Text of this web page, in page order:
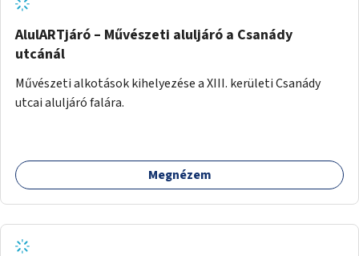
AlulARTjáró – Művészeti aluljáró a Csanády
utcánál
Művészeti alkotások kihelyezése a XIII. kerületi Csanády
utcai aluljáró falára.
Megnézem